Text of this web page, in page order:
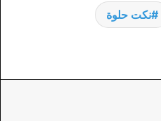
نكت حلوة